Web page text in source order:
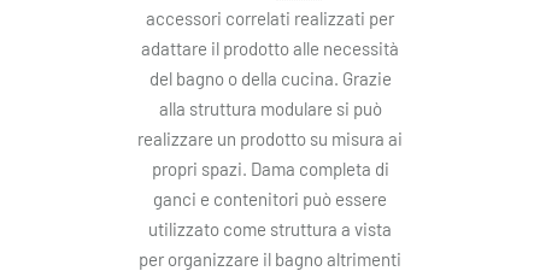
accessori correlati realizzati per
adattare il prodotto alle necessità
del bagno o della cucina. Grazie
alla struttura modulare si può
realizzare un prodotto su misura ai
propri spazi. Dama completa di
ganci e contenitori può essere
utilizzato come struttura a vista
per organizzare il bagno altrimenti